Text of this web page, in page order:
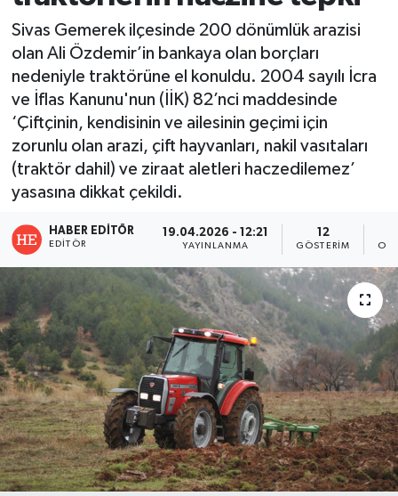
Sivas Gemerek ilçesinde 200 dönümlük arazisi
olan Ali Özdemir’in bankaya olan borçları
nedeniyle traktörüne el konuldu. 2004 sayılı İcra
ve İflas Kanunu'nun (İİK) 82’nci maddesinde
‘Çiftçinin, kendisinin ve ailesinin geçimi için
zorunlu olan arazi, çift hayvanları, nakil vasıtaları
(traktör dahil) ve ziraat aletleri haczedilemez’
yasasına dikkat çekildi.
HABER EDITÖR
EDITÖR
19.04.2026 - 12:21
YAYINLANMA
12
GÖSTERIM